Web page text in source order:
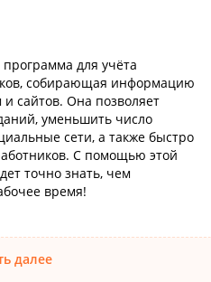
для учёта
собирающая информацию
сайтов. Она позволяет
уменьшить число
сети, а также быстро
С помощью этой
точно знать, чем
время!
далее